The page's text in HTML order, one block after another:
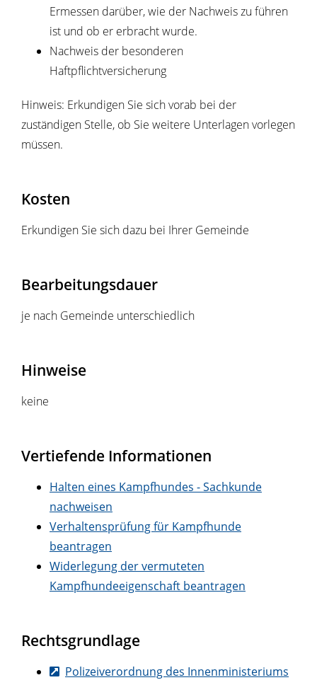
Ermessen darüber, wie der Nachweis zu führen
ist und ob er erbracht wurde.
Nachweis der besonderen
Haftpflichtversicherung
Hinweis: Erkundigen Sie sich vorab bei der
zuständigen Stelle, ob Sie weitere Unterlagen vorlegen
müssen.
Kosten
Erkundigen Sie sich dazu bei Ihrer Gemeinde
Bearbeitungsdauer
je nach Gemeinde unterschiedlich
Hinweise
keine
Vertiefende Informationen
Halten eines Kampfhundes - Sachkunde
nachweisen
Verhaltensprüfung für Kampfhunde
beantragen
Widerlegung der vermuteten
Kampfhundeeigenschaft beantragen
Rechtsgrundlage
Polizeiverordnung des Innenministeriums